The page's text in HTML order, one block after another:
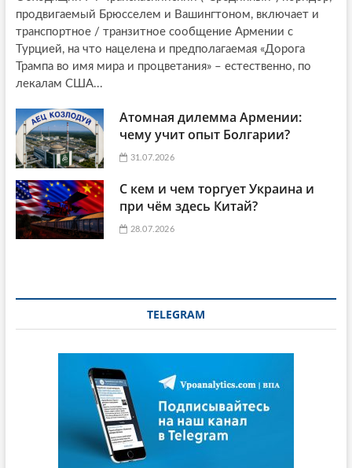
продвигаемый Брюсселем и Вашингтоном, включает и
транспортное / транзитное сообщение Армении с
Турцией, на что нацелена и предполагаемая «Дорога
Трампа во имя мира и процветания» – естественно, по
лекалам США...
Атомная дилемма Армении:
чему учит опыт Болгарии?
31.07.2026
С кем и чем торгует Украина и
при чём здесь Китай?
28.07.2026
TELEGRAM